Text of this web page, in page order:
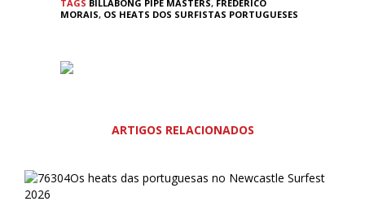
TAGS BILLABONG PIPE MASTERS, FREDERICO
MORAIS, OS HEATS DOS SURFISTAS PORTUGUESES
ARTIGOS RELACIONADOS